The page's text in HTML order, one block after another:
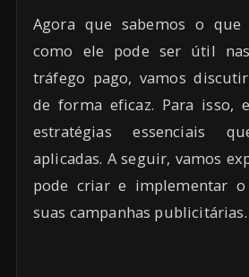
Agora que sabemos o
como ele pode ser útil
tráfego pago, vamos
de forma eficaz. Para isso,
estratégias essenciais
aplicadas. A seguir, vamos
pode criar e implementar
suas campanhas publicitárias.